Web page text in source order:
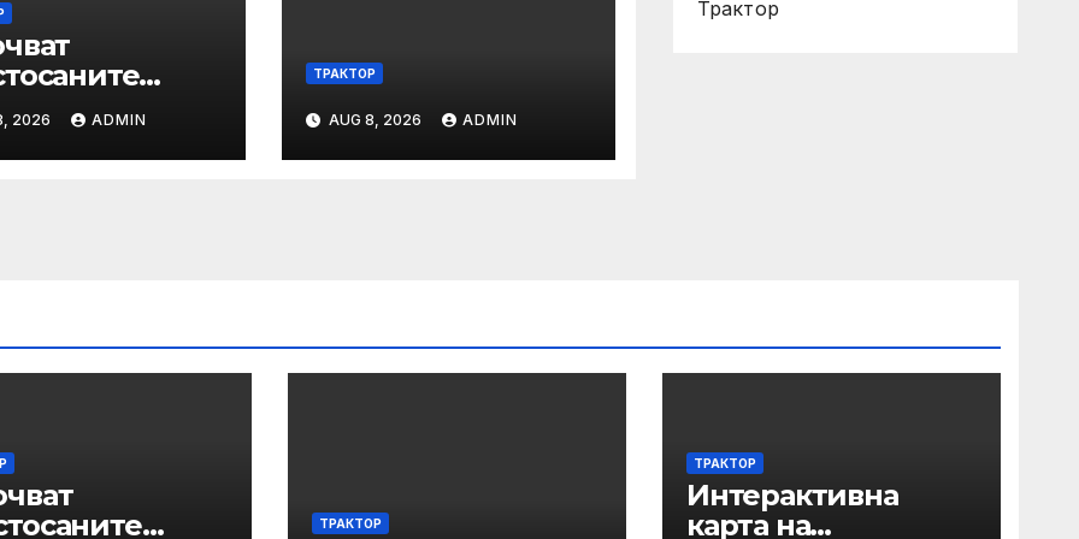
за
2026
2026 ADMIN
ТРАКТОР
AUG 8, 2026 ADMIN
Трактор
ТРАКТОР
ТРАКТОР
Интерактивна
карта на